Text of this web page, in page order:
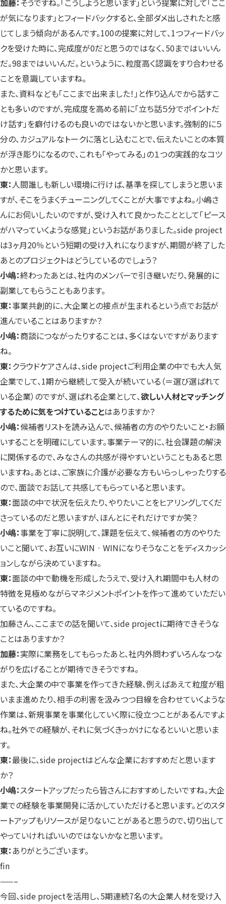
が気になります」とフィードバックすると、全部ダメ出しされたと感
じてしまう傾向があるんです。100の提案に対して、1つフィードバッ
クを受けた時に、完成度が0だと思うのではなく、50まではいいん
だ。98まではいいんだ。というように、粒度高く認識をすり合わせる
ことを意識していますね。
また、資料なども「ここまで出来ました！」と作り込んでから話すこ
とも多いのですが、完成度を高める前に「立ち話５分でポイントだ
け話す」を癖付けるのも良いのではないかと思います。強制的に５
分の、カジュアルなトークに落とし込むことで、伝えたいことの本質
が浮き彫りになるので、これも「やってみる」の１つの実践的なコツ
かと思います。
東： 人間誰しも新しい環境に行けば、基準を探してしまうと思いま
すが、そこをうまくチューニングしてくことが大事ですよね。小嶋さ
んにお伺いしたいのですが、受け入れて良かったこととして「ピース
がハマっていくような感覚」というお話がありました。side project
は3ヶ月20％という短期の受け入れになりますが、期間が終了した
あとのプロジェクトはどうしているのでしょう？
小嶋：終わったあとは、社内のメンバーで引き継いだり、発展的に
副業してもらうこともあります。
東：事業共創的に、大企業との接点が生まれるという点でお話が
進んでいることはありますか？
小嶋：商談につながったりすることは、多くはないですがあります
ね。
東： クラウドケアさんは、side projectご利用企業の中でも大人気
企業でして、1期から継続して受入が続いている（＝選び選ばれて
いる企業）のですが、選ばれる企業として、欲しい人材とマッチング
するために気をつけていることはありますか？
小嶋：候補者リストを読み込んで、候補者の方のやりたいこと・お願
いすることを明確にしています。事業テーマ的に、社会課題の解決
に関係するので、みなさんの共感が得やすいということもあると思
いますね。あとは、ご家族に介護が必要な方もいらっしゃったりする
ので、面談でお話して共感してもらっていると思います。
東：面談の中で状況を伝えたり、やりたいことをヒアリングしてくだ
さっているのだと思いますが、ほんとにそれだけですか笑？
小嶋：事業を丁寧に説明して、課題を伝えて、候補者の方のやりた
いこと聞いて、お互いにWIN‐WINになりそうなことをディスカッシ
ョンしながら決めていますね。
東：面談の中で動機を形成したうえで、受け入れ期間中も人材の
特徴を見極めながらマネジメントポイントを作って進めていただい
ているのですね。
加藤さん、ここまでの話を聞いて、side projectに期待できそうな
ことはありますか？
加藤：実際に業務をしてもらったあと、社内外問わずいろんなつな
がりを広げることが期待できそうですね。
また、大企業の中で事業を作ってきた経験、例えばあえて粒度が粗
いまま進めたり、相手の利害を汲みつつ目線を合わせていくような
作業は、新規事業を事業化していく際に役立つことがあるんですよ
ね。社外での経験が、それに気づくきっかけになるといいと思いま
す。
東：最後に、side projectはどんな企業におすすめだと思います
か？
小嶋：スタートアップだったら皆さんにおすすめしたいですね。大企
業での経験を事業開発に活かしていただけると思います。どのスタ
ートアップもリソースが足りないことがあると思うので、切り出して
やっていければいいのではないかなと思います。
東： ありがとうございます。
fin
——–
今回、side projectを活用し、5期連続7名の大企業人材を受け入